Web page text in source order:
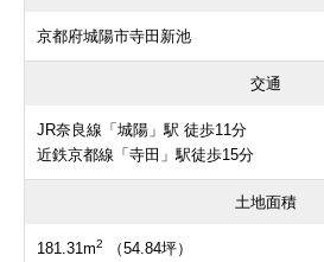
京都府城陽市寺田新池
交通
JR奈良線「城陽」駅 徒歩11分
近鉄京都線「寺田」駅徒歩15分
土地面積
181.31m2 （54.84坪）